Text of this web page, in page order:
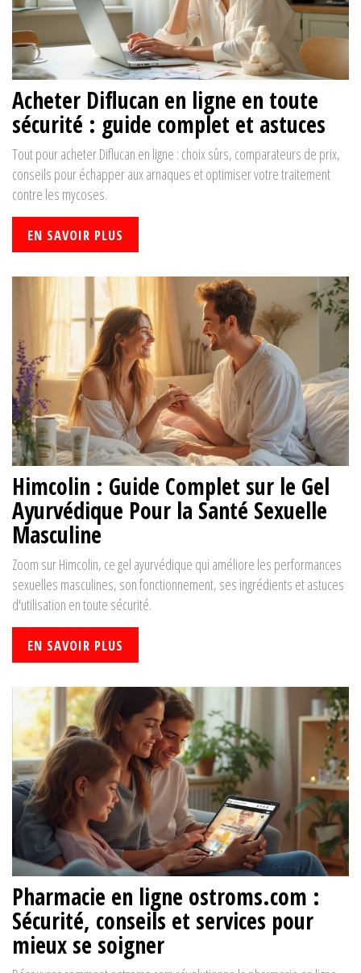
Acheter Diflucan en ligne en toute
sécurité : guide complet et astuces
Tout pour acheter Diflucan en ligne : choix sûrs, comparateurs de prix,
conseils pour échapper aux arnaques et optimiser votre traitement
contre les mycoses.
EN SAVOIR PLUS
Himcolin : Guide Complet sur le Gel
Ayurvédique Pour la Santé Sexuelle
Masculine
Zoom sur Himcolin, ce gel ayurvédique qui améliore les performances
sexuelles masculines, son fonctionnement, ses ingrédients et astuces
d'utilisation en toute sécurité.
EN SAVOIR PLUS
Pharmacie en ligne ostroms.com :
Sécurité, conseils et services pour
mieux se soigner